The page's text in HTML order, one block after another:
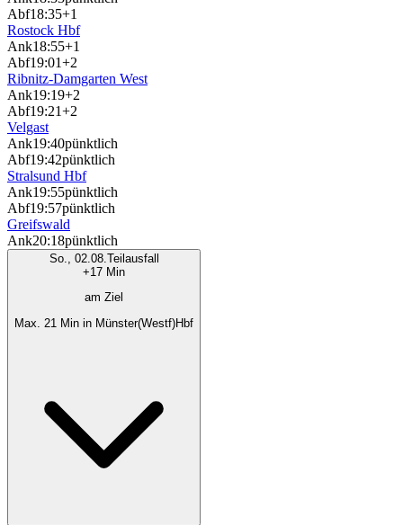
Abf18:35+1
Rostock Hbf
Ank18:55+1
Abf19:01+2
Ribnitz-Damgarten West
Ank19:19+2
Abf19:21+2
Velgast
Ank19:40pünktlich
Abf19:42pünktlich
Stralsund Hbf
Ank19:55pünktlich
Abf19:57pünktlich
Greifswald
Ank20:18pünktlich
So., 02.08.Teilausfall
+17 Min
am Ziel
Max. 21 Min in Münster(Westf)Hbf